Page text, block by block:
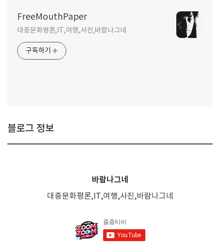
FreeMouthPaper
대중문화평론,IT,여행,사진,바람나그네
구독하기
블로그 정보
바람나그네
대중문화평론,IT,여행,사진,바람나그네